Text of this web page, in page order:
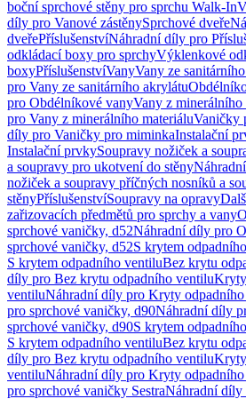
boční sprchové stěny pro sprchu Walk-In
díly pro Vanové zástěnySprchové dveře
dveřePříslušenstvíNáhradní díly pro
odkládací boxy pro sprchyVýklenkové
boxyPříslušenstvíVanyVany ze
pro Vany ze sanitárního akrylátu
pro Obdélníkové vanyVany z minerálního
pro Vany z minerálního materiáluVaničky
díly pro Vaničky pro miminkaInstalační
Instalační prvkySoupravy nožiček a
a soupravy pro ukotvení do stěny
nožiček a soupravy příčných nosníků a
stěnyPříslušenstvíSoupravy na opravy
zařizovacích předmětů pro sprchy a vany
sprchové vaničky, d52Náhradní díly pro
sprchové vaničky, d52S krytem
S krytem odpadního ventiluBez krytu
díly pro Bez krytu odpadního ventilu
ventiluNáhradní díly pro Kryty
pro sprchové vaničky, d90Náhradní díly
sprchové vaničky, d90S krytem
S krytem odpadního ventiluBez krytu
díly pro Bez krytu odpadního ventilu
ventiluNáhradní díly pro Kryty
pro sprchové vaničky SestraNáhradní díly